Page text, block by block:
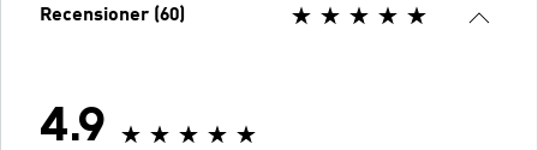
Recensioner (60)
4.9